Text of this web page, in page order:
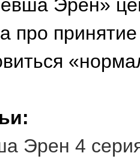
Эрен»
про
Эрен 4